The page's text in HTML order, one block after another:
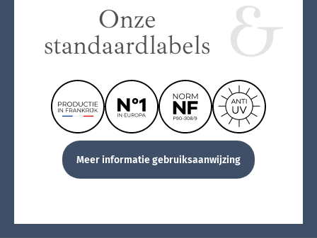
Onze
standaardlabels
Meer informatie gebruiksaanwijzing